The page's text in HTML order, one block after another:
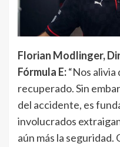
Florian Modlinger,
Fórmula E:“Nos alivia
recuperado. Sin
del accidente, es
involucrados
aún más la seguridad.